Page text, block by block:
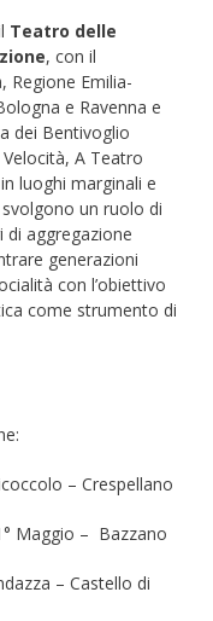
Teatro delle
, con il
Regione Emilia-
e Ravenna e
dei Bentivoglio
A Teatro
luoghi marginali e
un ruolo di
aggregazione
generazioni
con l’obiettivo
come strumento di
– Crespellano
Maggio – Bazzano
– Castello di